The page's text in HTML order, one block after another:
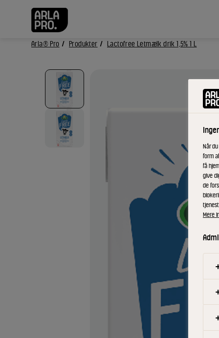
Arla® Pro Produkter Lactofree Letmælk drik 1,5% 1 L
Når
form
få
give
de
Mere